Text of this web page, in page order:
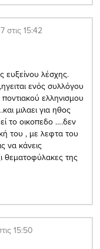
στις 15:42
ευξείνου λέσχης.
ενός συλλόγου
ελληνισμου
μιλαει για ηθος
το οικοπεδο ….δεν
του , με λεφτα του
να κάνεις
θεματοφύλακες της
15:50